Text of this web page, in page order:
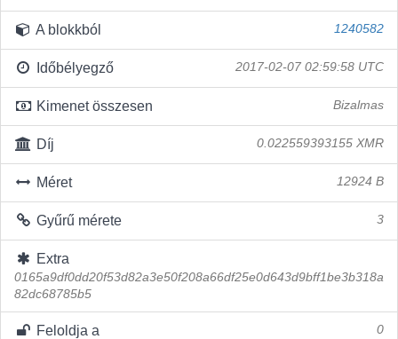
A blokkból 1240582
Időbélyegző 2017-02-07 02:59:58 UTC
Kimenet összesen Bizalmas
Díj 0.022559393155 XMR
Méret 12924 B
Gyűrű mérete 3
Extra
0165a9df0dd20f53d82a3e50f208a66df25e0d643d9bff1be3b318a
82dc68785b5
Feloldja a 0